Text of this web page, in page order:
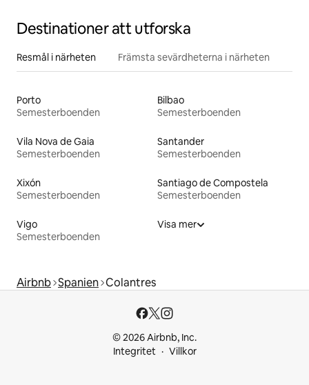
Destinationer att utforska
Resmål i närheten Främsta sevärdheterna i närheten
Porto
Semesterboenden
Bilbao
Semesterboenden
Vila Nova de Gaia
Semesterboenden
Santander
Semesterboenden
Xixón
Semesterboenden
Santiago de Compostela
Semesterboenden
Vigo
Semesterboenden
Visa mer
Airbnb Spanien Colantres
© 2026 Airbnb, Inc.
Integritet
Villkor